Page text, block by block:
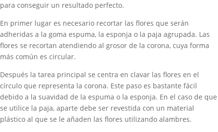
para conseguir un resultado perfecto.
En primer lugar es necesario recortar las flores que serán
adheridas a la goma espuma, la esponja o la paja agrupada. Las
flores se recortan atendiendo al grosor de la corona, cuya forma
más común es circular.
Después la tarea principal se centra en clavar las flores en el
círculo que representa la corona. Este paso es bastante fácil
debido a la suavidad de la espuma o la esponja. En el caso de que
se utilice la paja, aparte debe ser revestida con un material
plástico al que se le añaden las flores utilizando alambres.